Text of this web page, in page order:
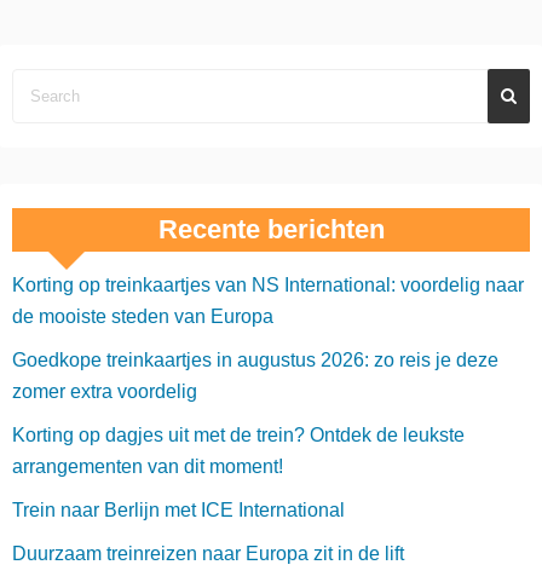
Recente berichten
Korting op treinkaartjes van NS International: voordelig naar
de mooiste steden van Europa
Goedkope treinkaartjes in augustus 2026: zo reis je deze
zomer extra voordelig
Korting op dagjes uit met de trein? Ontdek de leukste
arrangementen van dit moment!
Trein naar Berlijn met ICE International
Duurzaam treinreizen naar Europa zit in de lift